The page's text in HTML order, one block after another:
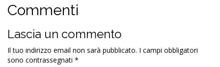
Commenti
Lascia un commento
Il tuo indirizzo email non sarà pubblicato. I campi obbligatori
sono contrassegnati *